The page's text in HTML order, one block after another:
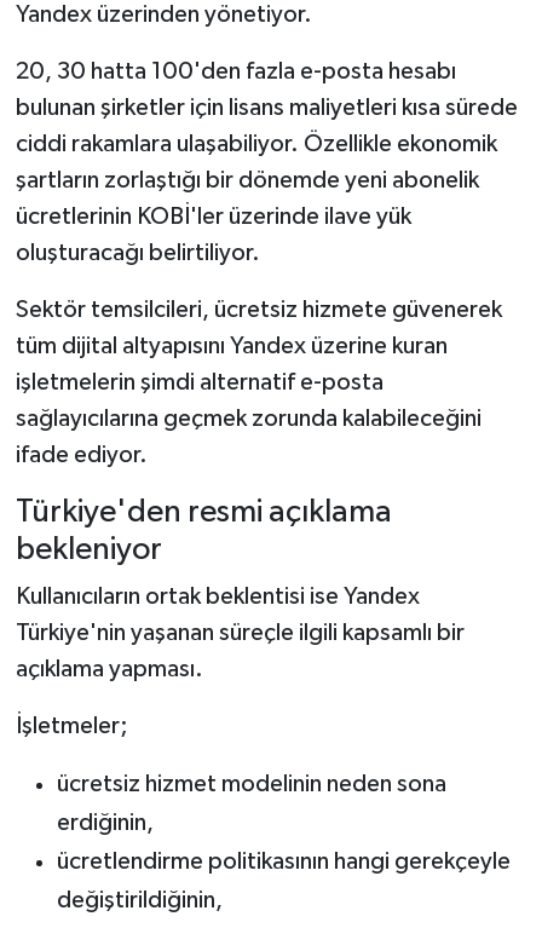
Yandex üzerinden yönetiyor.
20, 30 hatta 100'den fazla e-posta hesabı
bulunan şirketler için lisans maliyetleri kısa sürede
ciddi rakamlara ulaşabiliyor. Özellikle ekonomik
şartların zorlaştığı bir dönemde yeni abonelik
ücretlerinin KOBİ'ler üzerinde ilave yük
oluşturacağı belirtiliyor.
Sektör temsilcileri, ücretsiz hizmete güvenerek
tüm dijital altyapısını Yandex üzerine kuran
işletmelerin şimdi alternatif e-posta
sağlayıcılarına geçmek zorunda kalabileceğini
ifade ediyor.
Türkiye'den resmi açıklama
bekleniyor
Kullanıcıların ortak beklentisi ise Yandex
Türkiye'nin yaşanan süreçle ilgili kapsamlı bir
açıklama yapması.
İşletmeler;
ücretsiz hizmet modelinin neden sona
erdiğinin,
ücretlendirme politikasının hangi gerekçeyle
değiştirildiğinin,